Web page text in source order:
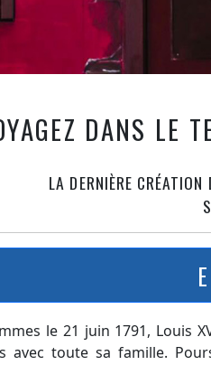
DANS LE
LA DERNIÈRE
le 21 juin 1791, Louis
avec toute sa famille.